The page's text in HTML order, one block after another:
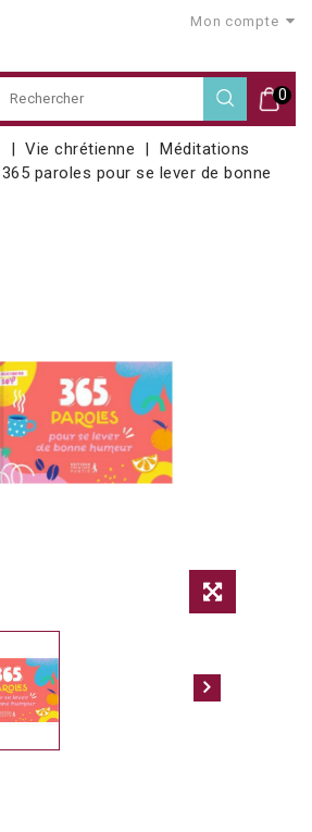
Mon compte
0
Vie chrétienne
Méditations
365 paroles pour se lever de bonne